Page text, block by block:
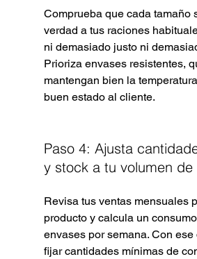
Comprueba que cada tamaño
verdad a tus raciones
ni demasiado justo ni
Prioriza envases resistentes,
mantengan bien la
buen estado al cliente.
Paso 4: Ajusta
y stock a tu volumen de
Revisa tus ventas mensuales
producto y calcula un
envases por semana. Con ese
fijar cantidades mínimas de